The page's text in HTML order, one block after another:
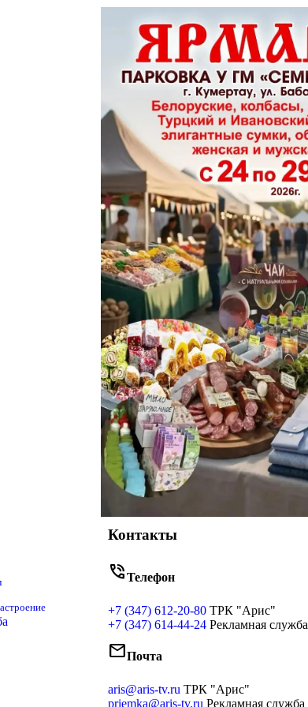
Контакты
phone_in_talkТелефон
+7 (347) 612-20-80 ТРК "Арис"
+7 (347) 614-44-24 Рекламная служба
mailПочта
aris@aris-tv.ru ТРК "Арис"
priemka@aris-tv.ru Рекламная служба